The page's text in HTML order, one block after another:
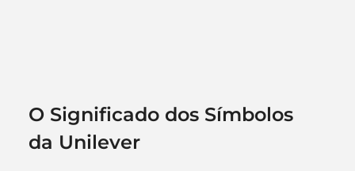
O Significado dos Símbolos
da Unilever